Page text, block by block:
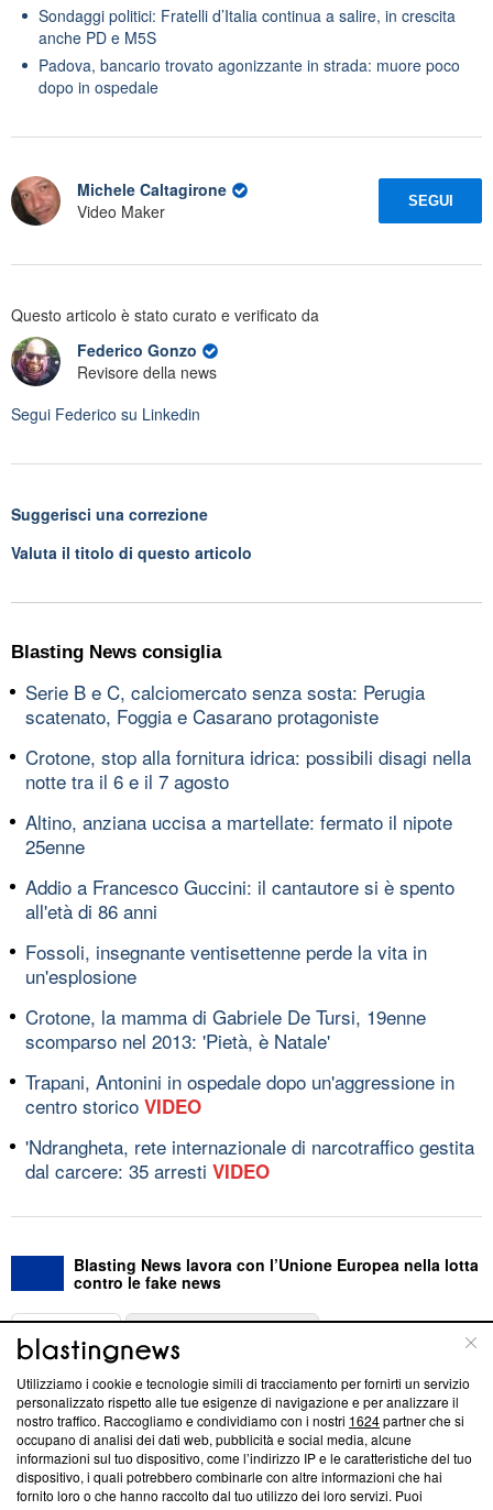
Sondaggi politici: Fratelli d’Italia continua a salire, in crescita
anche PD e M5S
Padova, bancario trovato agonizzante in strada: muore poco
dopo in ospedale
Michele Caltagirone
Video Maker
SEGUI
Questo articolo è stato curato e verificato da
Federico Gonzo
Revisore della news
Segui Federico su Linkedin
Suggerisci una correzione
Valuta il titolo di questo articolo
Blasting News consiglia
Serie B e C, calciomercato senza sosta: Perugia
scatenato, Foggia e Casarano protagoniste
Crotone, stop alla fornitura idrica: possibili disagi nella
notte tra il 6 e il 7 agosto
Altino, anziana uccisa a martellate: fermato il nipote
25enne
Addio a Francesco Guccini: il cantautore si è spento
all'età di 86 anni
Fossoli, insegnante ventisettenne perde la vita in
un'esplosione
Crotone, la mamma di Gabriele De Tursi, 19enne
scomparso nel 2013: 'Pietà, è Natale'
Trapani, Antonini in ospedale dopo un'aggressione in
centro storico VIDEO
'Ndrangheta, rete internazionale di narcotraffico gestita
dal carcere: 35 arresti VIDEO
Blasting News lavora con l’Unione Europea nella lotta
contro le fake news
ABOUT
Questa sezione offre informazioni trasparenti su Blasting
News, sui nostri processi editoriali e su come ci impegniamo a
creare news di qualità. Inoltre, afferma la nostra aderenza a
‘Trust Project - News with Integrity’Blasting News non è
ancora membro del programma, ma ha richiesto di farne
Utilizziamo i cookie e tecnologie simili di tracciamento per fornirti un servizio
personalizzato rispetto alle tue esigenze di navigazione e per analizzare il
nostro traffico. Raccogliamo e condividiamo con i nostri 1624partner che si
occupano di analisi dei dati web, pubblicità e social media, alcune
informazioni sul tuo dispositivo, come l’indirizzo IP e le caratteristiche del tuo
dispositivo, i quali potrebbero combinarle con altre informazioni che hai
fornito loro o che hanno raccolto dal tuo utilizzo dei loro servizi. Puoi